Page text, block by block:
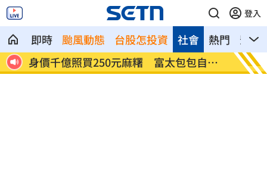
登入
即時 颱風動態 台股怎投資 熱門 影音
社會
身價千億照買250元麻糬 富太包包自己
做
獨／
喜